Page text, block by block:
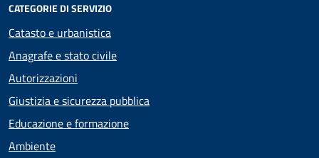
CATEGORIE DI SERVIZIO
Catasto e urbanistica
Anagrafe e stato civile
Autorizzazioni
Giustizia e sicurezza pubblica
Educazione e formazione
Ambiente